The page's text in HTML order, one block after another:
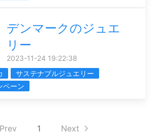
デンマークのジュエ
リー
2023-11-24 19:22:38
サステナブルジュエリー
ペーン
Prev 1 Next